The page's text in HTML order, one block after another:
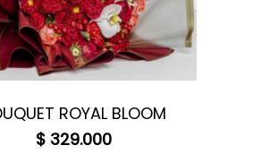
ROYAL BLOOM
$329.000